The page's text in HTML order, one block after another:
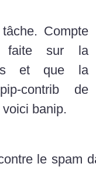
Compte
faite sur la
et que la
contrib de
banip.
le spam